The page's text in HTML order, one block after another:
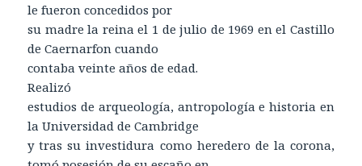
le fueron concedidos por
su madre la reina el 1 de julio de 1969 en el Castillo
de Caernarfon cuando
contaba veinte años de edad.
Realizó
estudios de arqueología, antropología e historia en
la Universidad de Cambridge
y tras su investidura como heredero de la corona,